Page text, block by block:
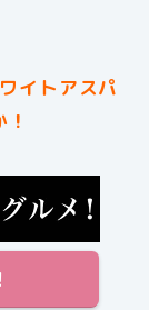
イトアスパ